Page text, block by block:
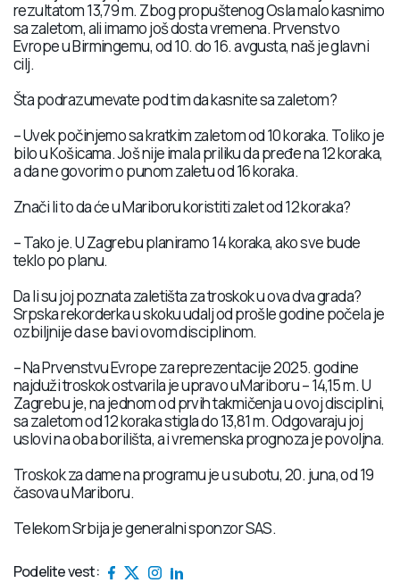
rezultatom 13,79 m. Zbog propuštenog Osla malo kasnimo
sa zaletom, ali imamo još dosta vremena. Prvenstvo
Evrope u Birmingemu, od 10. do 16. avgusta, naš je glavni
cilj.
Šta podrazumevate pod tim da kasnite sa zaletom?
– Uvek počinjemo sa kratkim zaletom od 10 koraka. Toliko je
bilo u Košicama. Još nije imala priliku da pređe na 12 koraka,
a da ne govorim o punom zaletu od 16 koraka.
Znači li to da će u Mariboru koristiti zalet od 12 koraka?
– Tako je. U Zagrebu planiramo 14 koraka, ako sve bude
teklo po planu.
Da li su joj poznata zaletišta za troskok u ova dva grada?
Srpska rekorderka u skoku udalj od prošle godine počela je
ozbiljnije da se bavi ovom disciplinom.
– Na Prvenstvu Evrope za reprezentacije 2025. godine
najduži troskok ostvarila je upravo u Mariboru – 14,15 m. U
Zagrebu je, na jednom od prvih takmičenja u ovoj disciplini,
sa zaletom od 12 koraka stigla do 13,81 m. Odgovaraju joj
uslovi na oba borilišta, a i vremenska prognoza je povoljna.
Troskok za dame na programu je u subotu, 20. juna, od 19
časova u Mariboru.
Telekom Srbija je generalni sponzor SAS.
Podelite vest: